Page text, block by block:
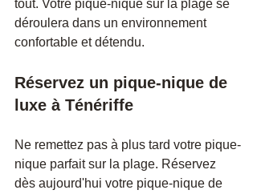
tout. Votre pique-nique sur la plage se
déroulera dans un environnement
confortable et détendu.
Réservez un pique-nique de
luxe à Ténériffe
Ne remettez pas à plus tard votre pique-
nique parfait sur la plage. Réservez
dès aujourd'hui votre pique-nique de